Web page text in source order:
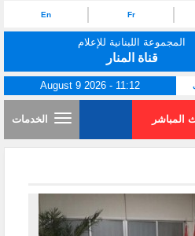
Fr
En
المجموعة اللبنانية للإعلام
قناة المنار
August 9 2026 - 11:12
المباشر الخدمات